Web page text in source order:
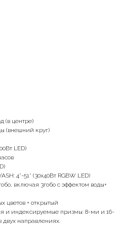
(в центре)
(внешний круг)
LED)
4°-51° (30х40Вт RGBW LED)
включая 3гобо с эффектом воды+
цветов + открытый
и индексируемые призмы: 8-ми и 16-
направлениях.